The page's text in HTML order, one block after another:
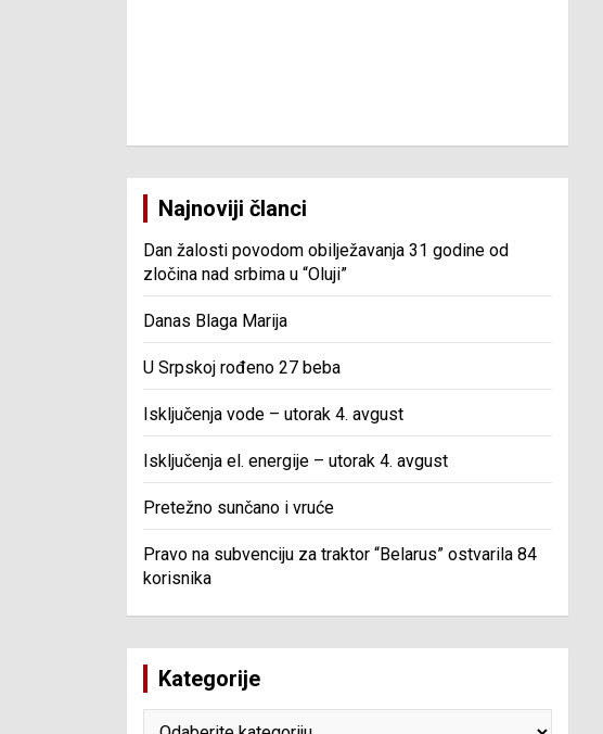
Najnoviji članci
Dan žalosti povodom obilježavanja 31 godine od
zločina nad srbima u “Oluji”
Danas Blaga Marija
U Srpskoj rođeno 27 beba
Isključenja vode – utorak 4. avgust
Isključenja el. energije – utorak 4. avgust
Pretežno sunčano i vruće
Pravo na subvenciju za traktor “Belarus” ostvarila 84
korisnika
Kategorije